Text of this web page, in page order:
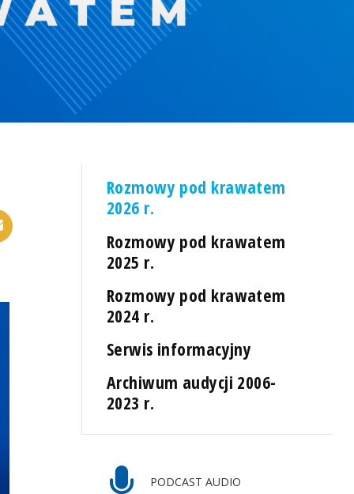
Rozmowy pod krawatem
2026 r.
Rozmowy pod krawatem
2025 r.
Rozmowy pod krawatem
2024 r.
Serwis informacyjny
Archiwum audycji 2006-
2023 r.
PODCAST AUDIO